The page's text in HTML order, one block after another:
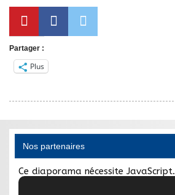
Partager :
Plus
Nos partenaires
Ce diaporama nécessite JavaScript.